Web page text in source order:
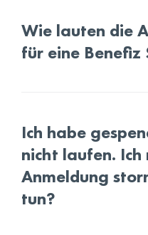
Wie lauten die
für eine
Ich habe
nicht laufen. Ich
Anmeldung
tun?